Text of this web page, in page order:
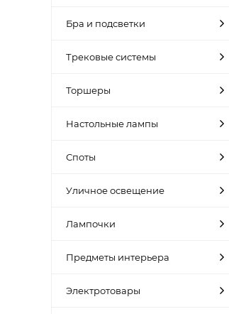
Бра и подсветки
Трековые системы
Торшеры
Настольные лампы
Споты
Уличное освещение
Лампочки
Предметы интерьера
Электротовары